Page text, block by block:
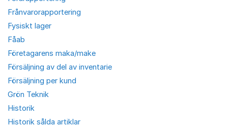
Frånvarorapportering
Fysiskt lager
Fåab
Företagarens maka/make
Försäljning av del av inventarie
Försäljning per kund
Grön Teknik
Historik
Historik sålda artiklar